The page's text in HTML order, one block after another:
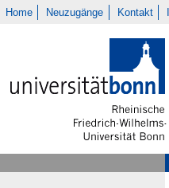
Home Neuzugänge Kontakt